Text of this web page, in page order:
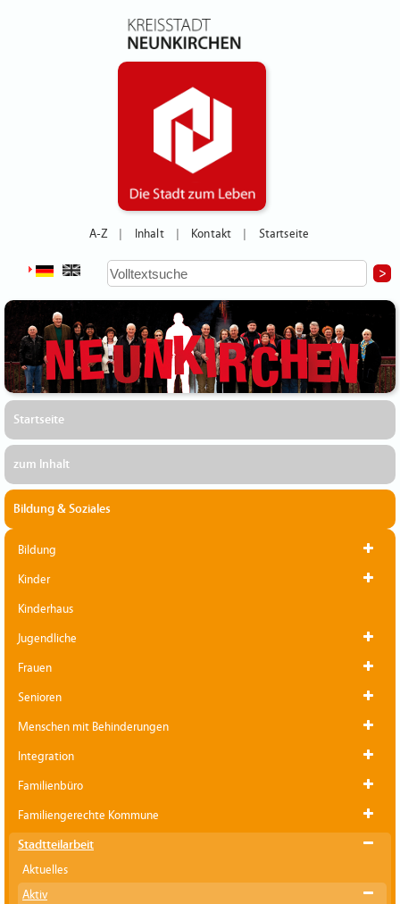
A-Z Inhalt Kontakt Startseite
Startseite
zum Inhalt
Bildung & Soziales
Bildung
Kinder
Kinderhaus
Jugendliche
Frauen
Senioren
Menschen mit Behinderungen
Integration
Familienbüro
Familiengerechte Kommune
Stadtteilarbeit
Aktuelles
Aktiv